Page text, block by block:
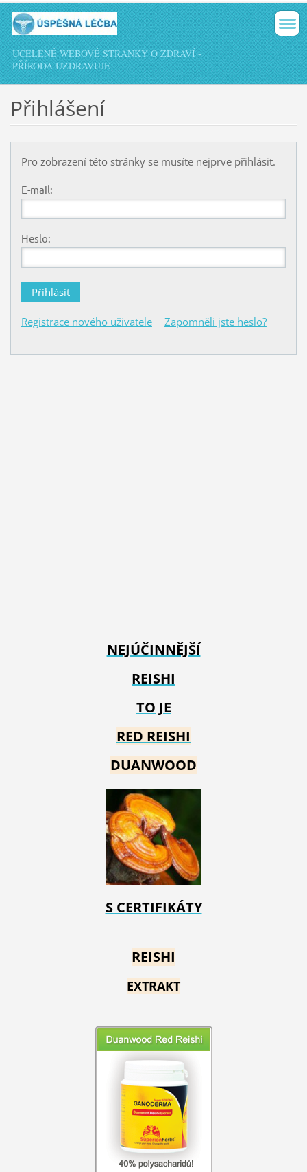
UCELENÉ WEBOVÉ STRÁNKY O ZDRAVÍ -
PŘÍRODA UZDRAVUJE
Přihlášení
Pro zobrazení této stránky se musíte nejprve přihlásit.
E-mail:
Heslo:
Registrace nového uživatele Zapomněli jste heslo?
NEJÚČINNĚJŠÍ
REISHI
TO JE
RED REISHI
DUANWOOD
S CERTIFIKÁTY
REISHI
EXTRAKT